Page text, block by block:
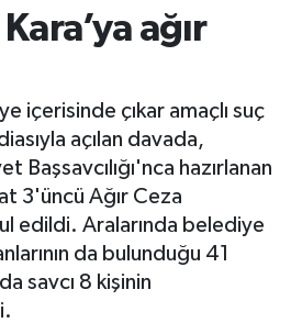
ağır
içerisinde çıkar amaçlı suç
açılan davada,
Başsavcılığı'nca hazırlanan
3'üncü Ağır Ceza
edildi. Aralarında belediye
da bulunduğu 41
savcı 8 kişinin